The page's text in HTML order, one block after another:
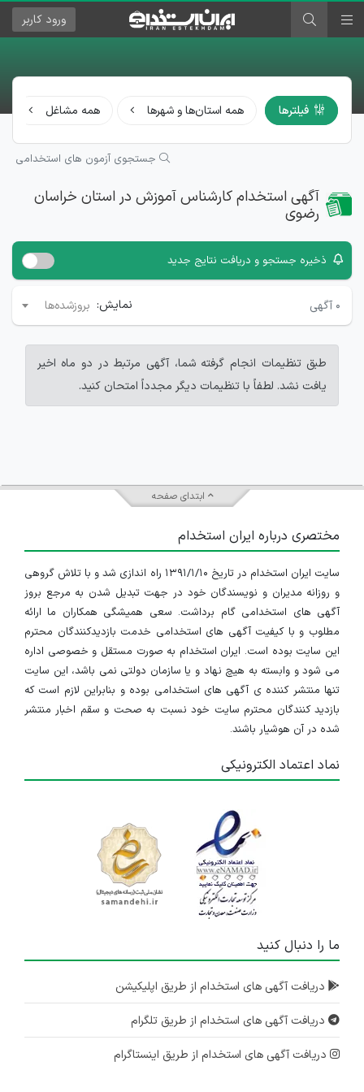
ورود کاربر
فیلترها همه استان‌ها و شهرها همه مشاغل
جستجوی آزمون های استخدامی
آگهی استخدام کارشناس آموزش در استان خراسان
رضوی
ذخیره جستجو و دریافت نتایج جدید
۰ آگهی نمایش: بروزشده‌ها
طبق تنظیمات انجام گرفته شما، آگهی مرتبط در دو ماه اخیر
یافت نشد. لطفاً با تنظیمات دیگر مجدداً امتحان کنید.
ابتدای صفحه
مختصری درباره ایران استخدام
سایت ایران استخدام در تاریخ ۱۳۹۱/۱/۱۰ راه اندازی شد و با تلاش گروهی
و روزانه مدیران و نویسندگان خود در جهت تبدیل شدن به مرجع بروز
آگهی های استخدامی گام برداشت. سعی همیشگی همکاران ما ارائه
مطلوب و با کیفیت آگهی های استخدامی خدمت بازدیدکنندگان محترم
این سایت بوده است. ایران استخدام به صورت مستقل و خصوصی اداره
می شود و وابسته به هیچ نهاد و یا سازمان دولتی نمی باشد، این سایت
تنها منتشر کننده ی آگهی های استخدامی بوده و بنابراین لازم است که
بازدید کنندگان محترم سایت خود نسبت به صحت و سقم اخبار منتشر
شده در آن هوشیار باشند.
نماد اعتماد الکترونیکی
ما را دنبال کنید
دریافت آگهی های استخدام از طریق اپلیکیشن
دریافت آگهی های استخدام از طریق تلگرام
دریافت آگهی های استخدام از طریق اینستاگرام